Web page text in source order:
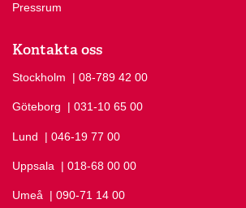
Pressrum
Kontakta oss
Stockholm Ring Stockholm på
| 08-789 42 00
Göteborg Ring Göteborg på
| 031-10 65 00
Lund Ring Lund på
| 046-19 77 00
Uppsala Ring Uppsala på
| 018-68 00 00
Umeå Ring Umeå på
| 090-71 14 00